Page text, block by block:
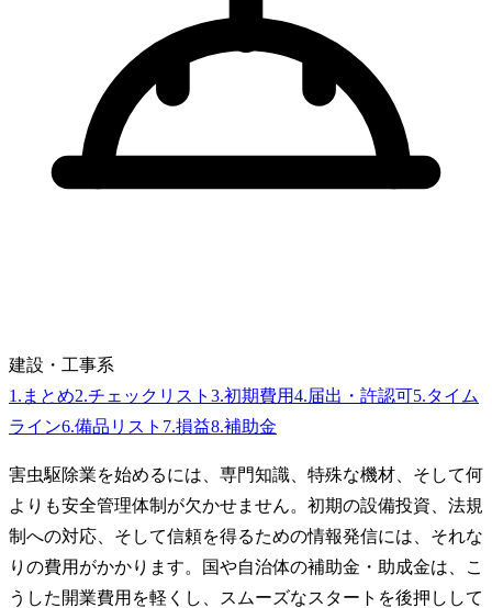
建設・工事系
1 . まとめ2.チェックリスト 3.初期費用4.届出・許認可5.タイム
ライン6.備品リスト 7.損益8.補助金
害虫駆除業を始めるには、専門知識、特殊な機材、そして何
よりも安全管理体制が欠かせません。初期の設備投資、法規
制への対応、そして信頼を得るための情報発信には、それな
りの費用がかかります。国や自治体の補助金・助成金は、こ
うした開業費用を軽くし、スムーズなスタートを後押しして